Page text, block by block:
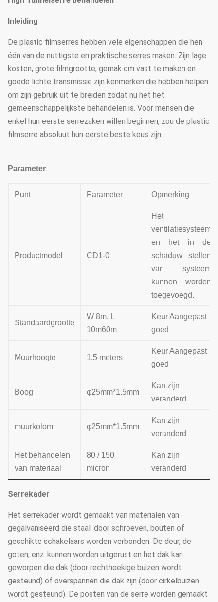
Inleiding
De plastic filmserres hebben vele eigenschappen die hen
één van de nuttigste en praktische serres maken. Zijn lage
kosten, grote filmgrootte, gemak om vast te maken en
goede lichte transmissie zijn kenmerken die hebben helpen
om zijn gebruik uit te breiden zodat nu het het
gemeenschappelijkste behandelen is. Voor mensen die
enkel hun eerste serrezaken willen beginnen, zou de plastic
filmserre absoluut hun eerste beste keus zijn.
Parameter
Punt Parameter Opmerking
Productmodel CD1-0
Het
ventilatiesysteem
en het in de
schaduw stellen
van systeem
kunnen worden
toegevoegd.
Standaardgrootte
W 8m, L
10m60m
Keur Aangepast
goed
Muurhoogte 1,5 meters
Keur Aangepast
goed
Boog φ25mm*1.5mm
Kan zijn
veranderd
muurkolom φ25mm*1.5mm
Kan zijn
veranderd
Het behandelen
van materiaal
80 / 150
micron
Kan zijn
veranderd
Serrekader
Het serrekader wordt gemaakt van materialen van
gegalvaniseerd die staal, door schroeven, bouten of
geschikte schakelaars worden verbonden. De deur, de
goten, enz. kunnen worden uitgerust en het dak kan
geworpen die dak (door rechthoekige buizen wordt
gesteund) of overspannen die dak zijn (door cirkelbuizen
wordt gesteund). De posten van de serre worden gemaakt